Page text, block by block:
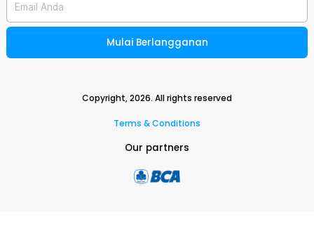
Email Anda
Mulai Berlangganan
Copyright,2026. All rights reserved
Terms & Conditions
Our partners